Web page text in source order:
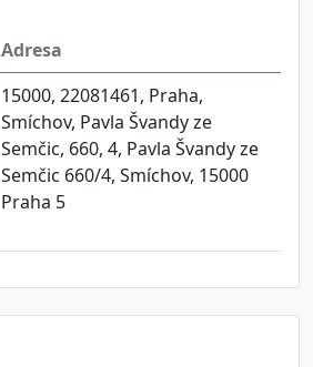
Adresa
15000, 22081461, Praha,
Smíchov, Pavla Švandy ze
Semčic, 660, 4, Pavla Švandy ze
Semčic 660/4, Smíchov, 15000
Praha 5